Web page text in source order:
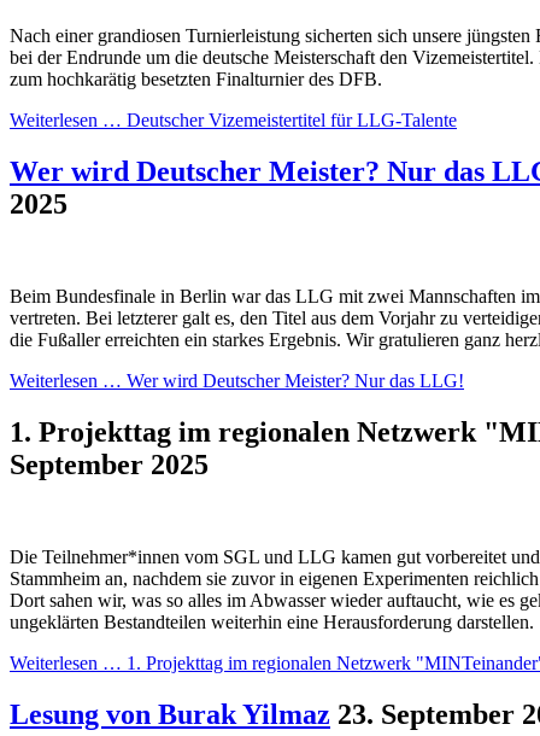
Nach einer grandiosen Turnierleistung sicherten sich unsere
bei der Endrunde um die deutsche Meisterschaft den Vizemeistertitel.
zum hochkarätig besetzten Finalturnier des DFB.
Weiterlesen … Deutscher Vizemeistertitel für LLG-Talente
Wer wird Deutscher Meister? Nur das
2025
Beim Bundesfinale in Berlin war das LLG mit zwei Mannschaften
vertreten. Bei letzterer galt es, den Titel aus dem Vorjahr zu
die Fußaller erreichten ein starkes Ergebnis. Wir gratulieren ganz
Weiterlesen … Wer wird Deutscher Meister? Nur das LLG!
1. Projekttag im regionalen Netzwerk
September 2025
Die Teilnehmer*innen vom SGL und LLG kamen gut vorbereitet
Stammheim an, nachdem sie zuvor in eigenen Experimenten
Dort sahen wir, was so alles im Abwasser wieder auftaucht, wie es
ungeklärten Bestandteilen weiterhin eine Herausforderung darstellen.
Weiterlesen … 1. Projekttag im regionalen Netzwerk
Lesung von Burak Yilmaz 23. September